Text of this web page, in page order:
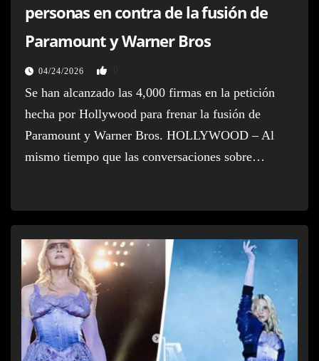
personas en contra de la fusión de
Paramount y Warner Bros
04/24/2026
Se han alcanzado las 4,000 firmas en la petición
hecha por Hollywood para frenar la fusión de
Paramount y Warner Bros. HOLLYWOOD – Al
mismo tiempo que las conversaciones sobre…